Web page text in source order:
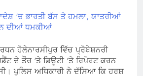
‘ਚ ਭਾਰਤੀ ਬੱਸ ਤੇ ਹਮਲਾ, ਯਾਤਰੀਆਂ
ਦੀਆਂ ਧਮਕੀਆਂ
ਹੋਲੇਨਾਰਸੀਪੁਰ ਵਿੱਚ ਪ੍ਰੋਬੇਸ਼ਨਰੀ
ਦੇ ਤੌਰ ‘ਤੇ ਡਿਊਟੀ ‘ਤੇ ਰਿਪੋਰਟ ਕਰਨ
ਪੁਲਿਸ ਅਧਿਕਾਰੀ ਨੇ ਦੱਸਿਆ ਕਿ ਹਰਸ਼